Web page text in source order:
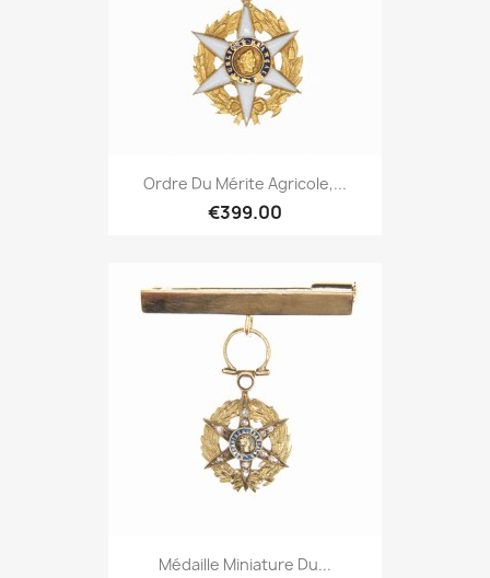
Ordre Du Mérite Agricole,...
€399.00
Médaille Miniature Du...